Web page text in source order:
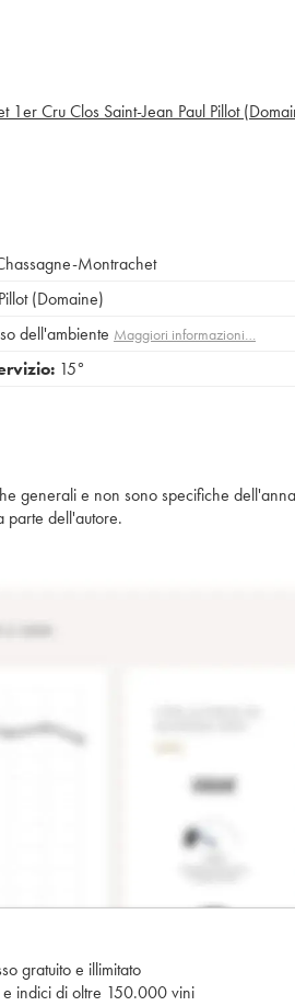
1er Cru Clos Saint-Jean Paul Pillot
Montrachet
(Domaine)
dell'ambiente Maggiori informazioni…
15°
generali e non sono specifiche
parte dell'autore.
gratuito e illimitato
e indici di oltre 150.000 vini